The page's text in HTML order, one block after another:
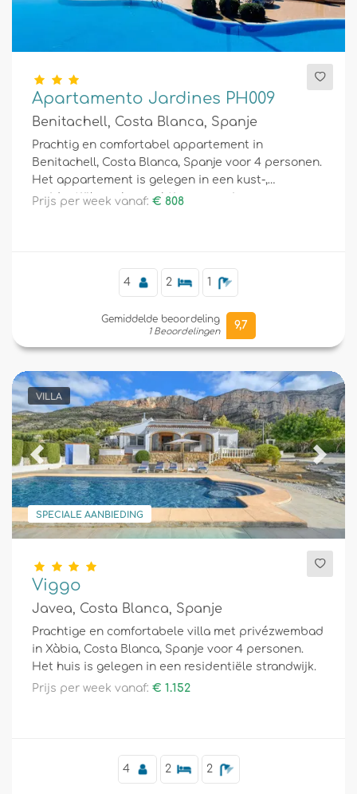
Apartamento Jardines PH009
Benitachell, Costa Blanca, Spanje
Prachtig en comfortabel appartement in
Benitachell, Costa Blanca, Spanje voor 4 personen.
Het appartement is gelegen in een kust-,
residentiële en bergachtige omgeving.
Prijs per week vanaf: € 808
4 2 1
Gemiddelde beoordeling
1 Beoordelingen
9,7
VILLA
SPECIALE AANBIEDING
Previous Next
Viggo
Javea, Costa Blanca, Spanje
Prachtige en comfortabele villa met privézwembad
in Xàbia, Costa Blanca, Spanje voor 4 personen.
Het huis is gelegen in een residentiële strandwijk.
Prijs per week vanaf: € 1.152
4 2 2